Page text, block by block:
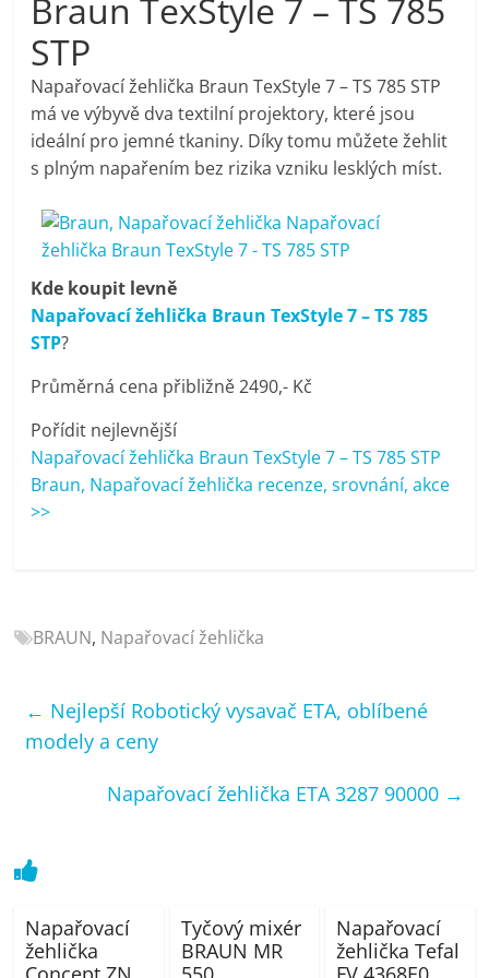
pračky,
televize,
notebooky,
mobilní
telefony,
kávovary,
bazény
Nejlepší
elektronika
porovnání
televize,
telefony,
kávovary,
Braun TexStyle 7 – TS 785
STP
Napařovací žehlička Braun TexStyle 7 – TS 785 STP
má ve výbyvě dva textilní projektory, které jsou
ideální pro jemné tkaniny. Díky tomu můžete žehlit
s plným napařením bez rizika vzniku lesklých míst.
Kde koupit levně
Napařovací žehlička Braun TexStyle 7 – TS 785
STP?
Průměrná cena přibližně 2490,- Kč
Pořídit nejlevnější
Napařovací žehlička Braun TexStyle 7 – TS 785 STP
Braun, Napařovací žehlička recenze, srovnání, akce
>>
BRAUN, Napařovací žehlička
← Nejlepší Robotický vysavač ETA, oblíbené
modely a ceny
Napařovací žehlička ETA 3287 90000 →
Napařovací
žehlička
Tyčový mixér
BRAUN MR
Napařovací
žehlička Tefal